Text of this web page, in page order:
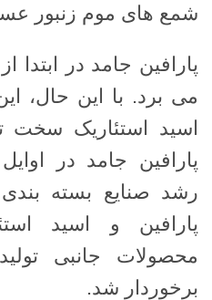
شمع های موم زنبور
پارافین جامد در ابتدا
می برد. با این حال،
اسید استئاریک سخت
پارافین جامد در
رشد صنایع بسته
پارافین و اسید
محصولات جانبی
برخوردار شد.